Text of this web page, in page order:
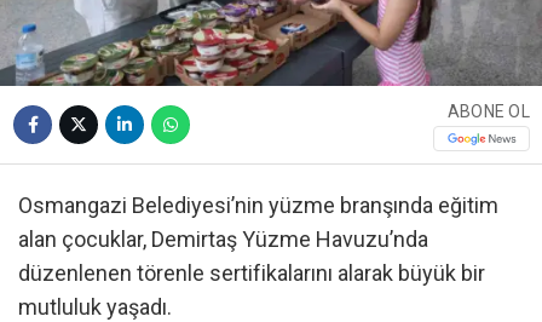
ABONE OL
Osmangazi Belediyesi’nin yüzme branşında eğitim
alan çocuklar, Demirtaş Yüzme Havuzu’nda
düzenlenen törenle sertifikalarını alarak büyük bir
mutluluk yaşadı.